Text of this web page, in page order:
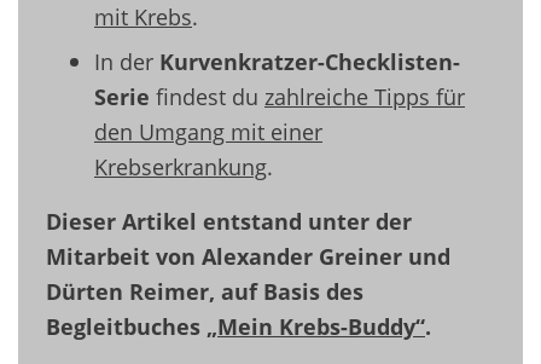
mit Krebs.
In der Kurvenkratzer-Checklisten-
Serie findest du zahlreiche Tipps für
den Umgang mit einer
Krebserkrankung.
Dieser Artikel entstand unter der
Mitarbeit von Alexander Greiner und
Dürten Reimer, auf Basis des
Begleitbuches „Mein Krebs-Buddy“.